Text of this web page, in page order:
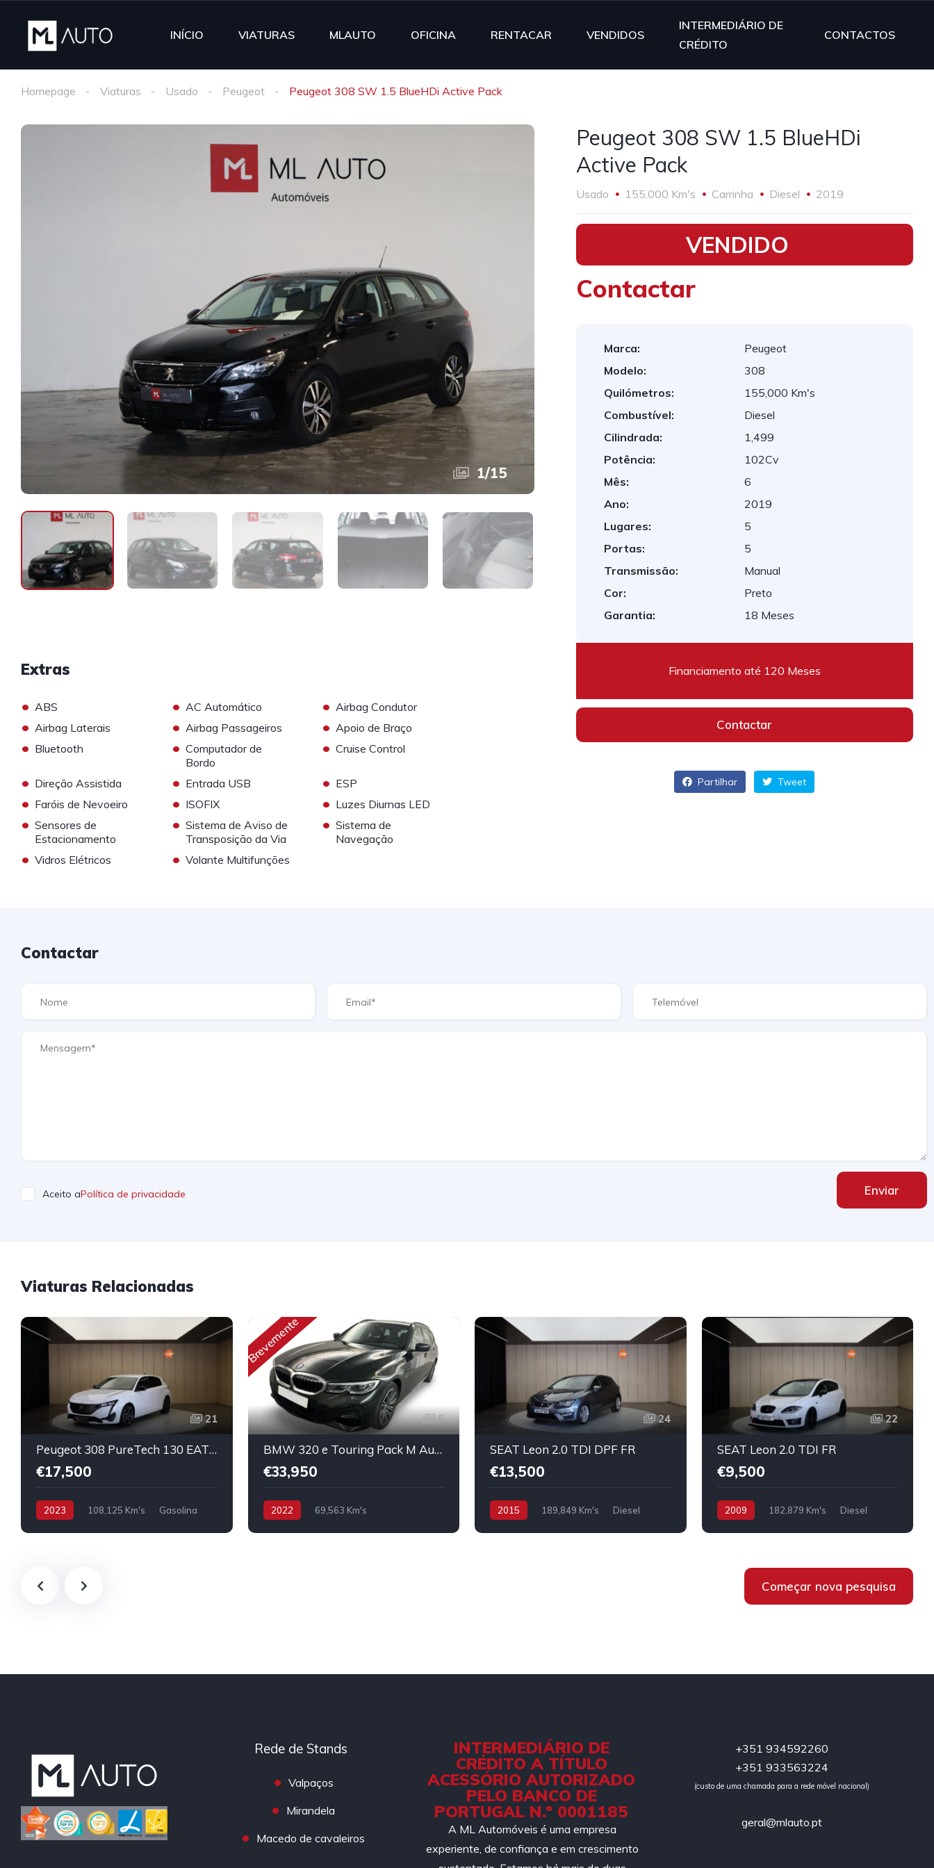
INÍCIO VIATURAS MLAUTO OFICINA RENTACAR VENDIDOS
INTERMEDIÁRIO DE
CRÉDITO
CONTACTOS
Homepage Viaturas Usado Peugeot Peugeot 308 SW 1.5 BlueHDi Active Pack
1/15
Extras
• ABS • AC Automático • Airbag Condutor
• Airbag Laterais • Airbag Passageiros • Apoio de Braço
• Bluetooth • Computador de
Bordo
• Cruise Control
• Direção Assistida • Entrada USB • ESP
• Faróis de Nevoeiro • ISOFIX • Luzes Diurnas LED
• Sensores de
Estacionamento
• Sistema de Aviso de
Transposição da Via
• Sistema de
Navegação
• Vidros Elétricos • Volante Multifunções
Peugeot 308 SW 1.5 BlueHDi
Active Pack
Usado 155,000 Km's Carrinha Diesel 2019
•
VENDIDO
Contactar
Marca:
Peugeot
Modelo:
308
Quilómetros:
155,000 Km's
Combustível:
Diesel
Cilindrada:
1,499
Potência:
102Cv
Mês:
6
Ano:
2019
Lugares:
5
Portas:
5
Transmissão:
Manual
Cor:
Preto
Garantia:
18 Meses
Financiamento até 120 Meses
Contactar
Partilhar Tweet
Contactar
Aceito aPolítica de privacidade Enviar
Viaturas Relacionadas
21
Peugeot 308 PureTech 130 EAT8 Allure Pack
€17,500
2023 108,125 Km's Gasolina
Brevemente
5
BMW 320 e Touring Pack M Auto
€33,950
2022
69,563 Km's
24
SEAT Leon 2.0 TDI DPF FR
€13,500
2015 189,849 Km's Diesel
22
SEAT Leon 2.0 TDI FR
€9,500
2009 182,879 Km's Diesel
Começar nova pesquisa
Rede de Stands
Valpaços
Mirandela
Macedo de cavaleiros
INTERMEDIÁRIO DE
CRÉDITO A TÍTULO
ACESSÓRIO AUTORIZADO
PELO BANCO DE
PORTUGAL N.º 0001185
A ML Automóveis é uma empresa
experiente, de confiança e em crescimento
+351 934592260
+351 933563224
(custo de uma chamada para a rede móvel nacional)
geral@mlauto.pt